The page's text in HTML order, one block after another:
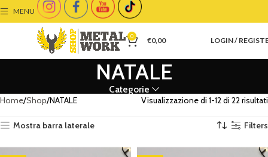
MENU
0 €0,00 LOGIN /
NATALE
Categorie
Home Shop NATALE Visualizzazione di 1-12 di 22 risultati
Mostra barra laterale Filters